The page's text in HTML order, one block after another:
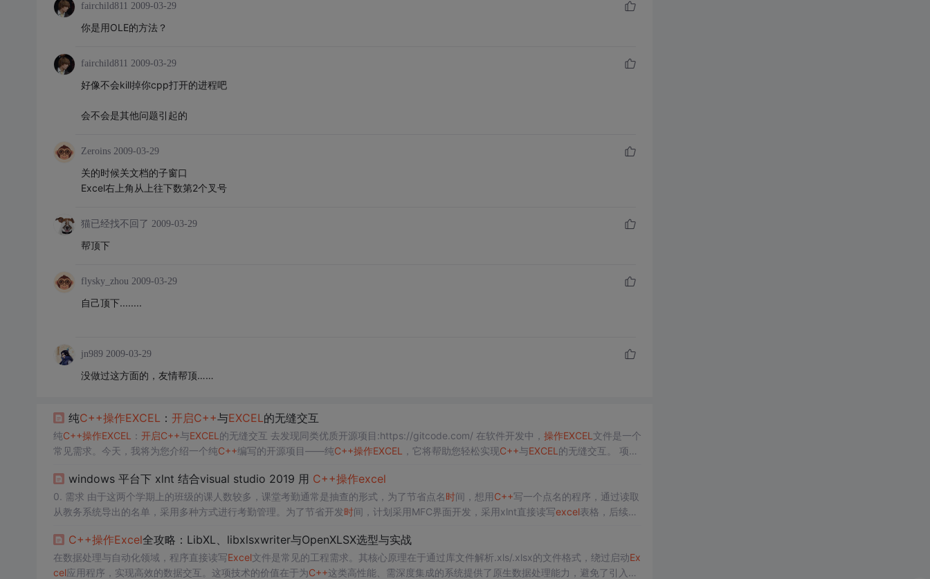
fairchild811 2009-03-29
你是用OLE的方法？
fairchild811 2009-03-29
好像不会kill掉你cpp打开的进程吧
会不会是其他问题引起的
Zeroins 2009-03-29
关的时候关文档的子窗口
Excel右上角从上往下数第2个叉号
猫已经找不回了 2009-03-29
帮顶下
flysky_zhou 2009-03-29
自己顶下........
jn989 2009-03-29
没做过这方面的，友情帮顶……
纯C++操作EXCEL ： 开启C++与EXCEL的无缝交互
纯C++操作EXCEL ： 开启C++与EXCEL 的无缝交互 去发现同类优质开源项目:https://gitcode.com/ 在软件开发中， 操作EXCEL 文件是一个
常见需求。今天，我将为您介绍一个纯C++编写的开源项目——纯C++操作EXCEL ，它将帮助您轻松实现C++与EXCEL 的无缝交互。 项目
windows 平台下 xlnt 结合visual studio 2019 用 C++操作excel
0. 需求 由于这两个学期上的班级的课人数较多，课堂考勤通常是抽查的形式，为了节省点名时间，想用C++写一个点名的程序，通过读取
从教务系统导出的名单，采用多种方式进行考勤管理。为了节省开发时间，计划采用MFC界面开发，采用xlnt直接读写excel表格，后续有
这个主要是方便自...
C++操作Excel全攻略：LibXL、libxlsxwriter与OpenXLSX选型与实战
在数据处理与自动化领域，程序直接读写Excel文件是常见的工程需求。其核心原理在于通过库文件解析.xls/.xlsx的文件格式，绕过启动Ex
cel应用程序，实现高效的数据交互。这项技术的价值在于为C++这类高性能、需深度集成的系统提供了原生数据处理能力，避免了引入脚